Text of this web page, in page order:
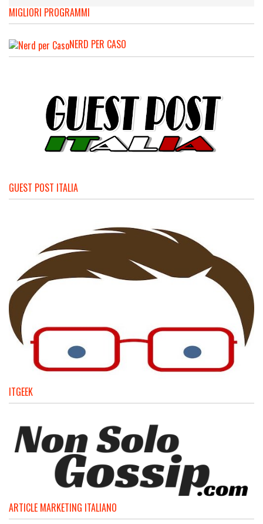
MIGLIORI PROGRAMMI
NERD PER CASO
GUEST POST ITALIA
ITGEEK
ARTICLE MARKETING ITALIANO